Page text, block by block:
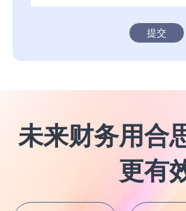
提交
未来财务用合
更有